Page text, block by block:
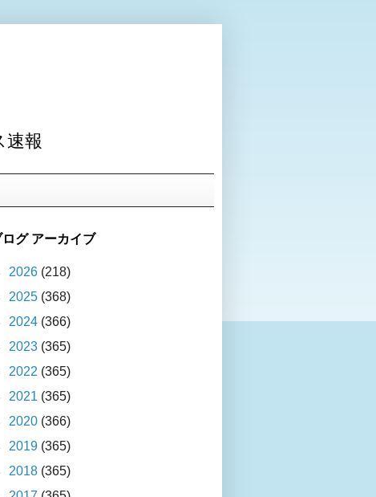
速報
ログ アーカイブ
2026 (218)
2025 (368)
2024 (366)
2023 (365)
2022 (365)
2021 (365)
2020 (366)
2019 (365)
2018 (365)